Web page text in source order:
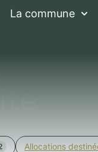
La commune
Allocations